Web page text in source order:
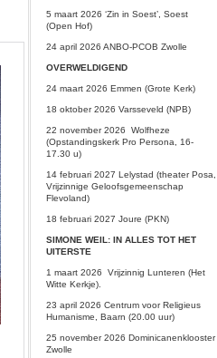
5 maart 2026 ‘Zin in Soest’, Soest
(Open Hof)
24 april 2026 ANBO-PCOB Zwolle
OVERWELDIGEND
24 maart 2026 Emmen (Grote Kerk)
18 oktober 2026 Varsseveld (NPB)
22 november 2026 Wolfheze
(Opstandingskerk Pro Persona, 16-
17.30 u)
14 februari 2027 Lelystad (theater Posa,
Vrijzinnige Geloofsgemeenschap
Flevoland)
18 februari 2027 Joure (PKN)
SIMONE WEIL: IN ALLES TOT HET
UITERSTE
1 maart 2026Vrijzinnig Lunteren (Het
Witte Kerkje).
23 april 2026 Centrum voor Religieus
Humanisme, Baarn (20.00 uur)
25 november 2026 Dominicanenklooster
Zwolle